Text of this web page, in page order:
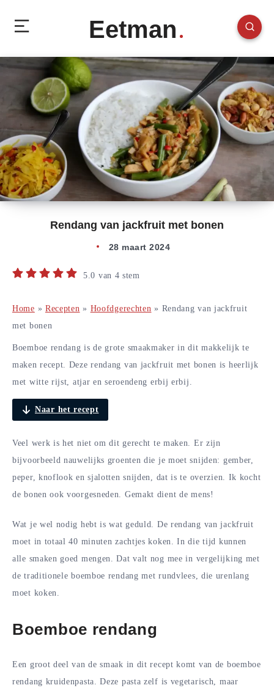
Eetman
Rendang van jackfruit met bonen
28 maart 2024
5.0 van 4 stem
Home » Recepten » Hoofdgerechten » Rendang van jackfruit
met bonen
Boemboe rendang is de grote smaakmaker in dit makkelijk te
maken recept. Deze rendang van jackfruit met bonen is heerlijk
met witte rijst, atjar en seroendeng erbij erbij.
Naar het recept
Veel werk is het niet om dit gerecht te maken. Er zijn
bijvoorbeeld nauwelijks groenten die je moet snijden: gember,
peper, knoflook en sjalotten snijden, dat is te overzien. Ik kocht
de bonen ook voorgesneden. Gemakt dient de mens!
Wat je wel nodig hebt is wat geduld. De rendang van jackfruit
moet in totaal 40 minuten zachtjes koken. In die tijd kunnen
alle smaken goed mengen. Dat valt nog mee in vergelijking met
de traditionele boemboe rendang met rundvlees, die urenlang
moet koken.
Boemboe rendang
Een groot deel van de smaak in dit recept komt van de boemboe
rendang kruidenpasta. Deze pasta zelf is vegetarisch, maar